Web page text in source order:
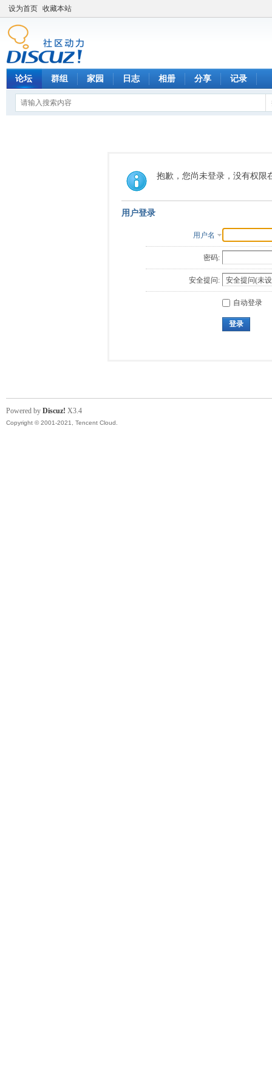
设为首页 收藏本站
论坛 群组 家园 日志 相册 分享 记录
抱歉，您尚未登录，没有权限
用户登录
用户名
密码:
安全提问:
自动登录
登录
Powered by Discuz! X3.4
Copyright © 2001-2021, Tencent Cloud.